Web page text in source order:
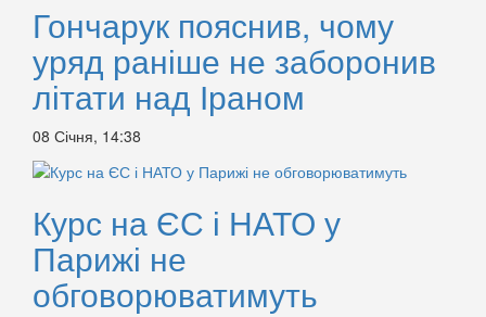
Гончарук пояснив, чому
уряд раніше не заборонив
літати над Іраном
08 Січня, 14:38
Курс на ЄС і НАТО у
Парижі не
обговорюватимуть